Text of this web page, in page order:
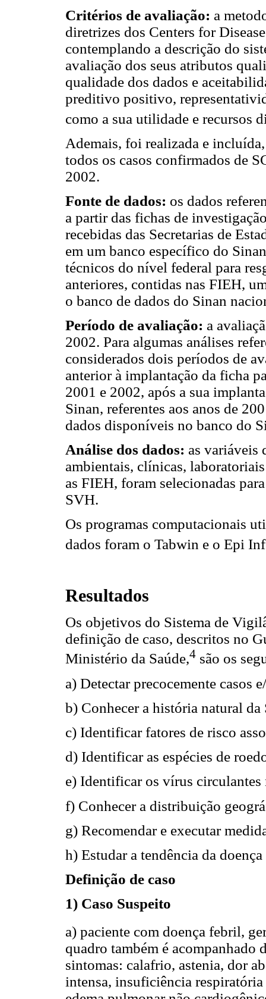
Critérios de avaliação: a
diretrizes dos Centers for
contemplando a descrição do
avaliação dos seus atributos
qualidade dos dados e
preditivo positivo,
como a sua utilidade e recursos
Ademais, foi realizada e
todos os casos confirmados de
2002.
Fonte de dados: os dados
a partir das fichas de
recebidas das Secretarias de
em um banco específico do
técnicos do nível federal para
anteriores, contidas nas FIEH,
o banco de dados do Sinan
Período de avaliação: a
2002. Para algumas análises
considerados dois períodos de
anterior à implantação da ficha
2001 e 2002, após a sua
Sinan, referentes aos anos de
dados disponíveis no banco do
Análise dos dados: as variáveis
ambientais, clínicas,
as FIEH, foram selecionadas
SVH.
Os programas computacionais
dados foram o Tabwin e o Epi
Resultados
Os objetivos do Sistema de
definição de caso, descritos no
Ministério da Saúde,4 são os
a) Detectar precocemente casos
b) Conhecer a história natural
c) Identificar fatores de risco
d) Identificar as espécies de
e) Identificar os vírus
f) Conhecer a distribuição
g) Recomendar e executar
h) Estudar a tendência da doença
Definição de caso
1) Caso Suspeito
a) paciente com doença febril,
quadro também é acompanhado
sintomas: calafrio, astenia, dor
intensa, insuficiência